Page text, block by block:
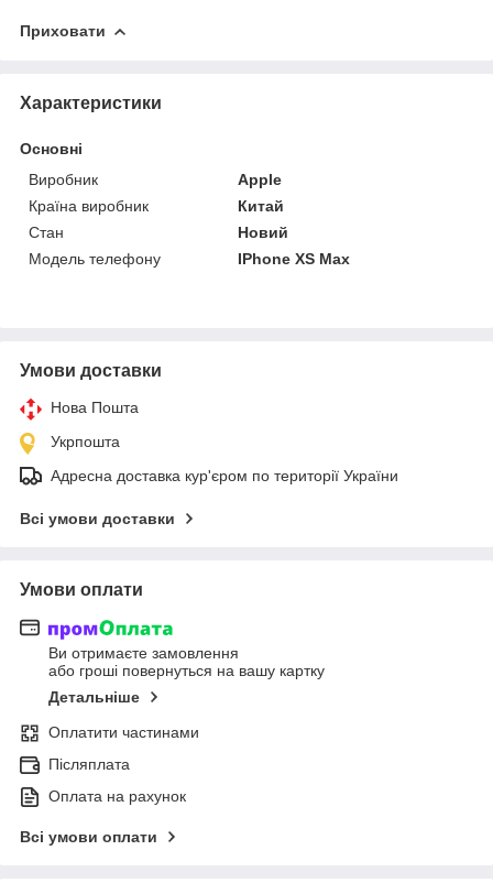
Приховати
Характеристики
Основні
Виробник
Apple
Країна виробник
Китай
Стан
Новий
Модель телефону
IPhone XS Max
Умови доставки
Нова Пошта
Укрпошта
Адресна доставка кур'єром по території України
Всі умови доставки
Умови оплати
Ви отримаєте замовлення
або гроші повернуться на вашу картку
Детальніше
Оплатити частинами
Післяплата
Оплата на рахунок
Всі умови оплати